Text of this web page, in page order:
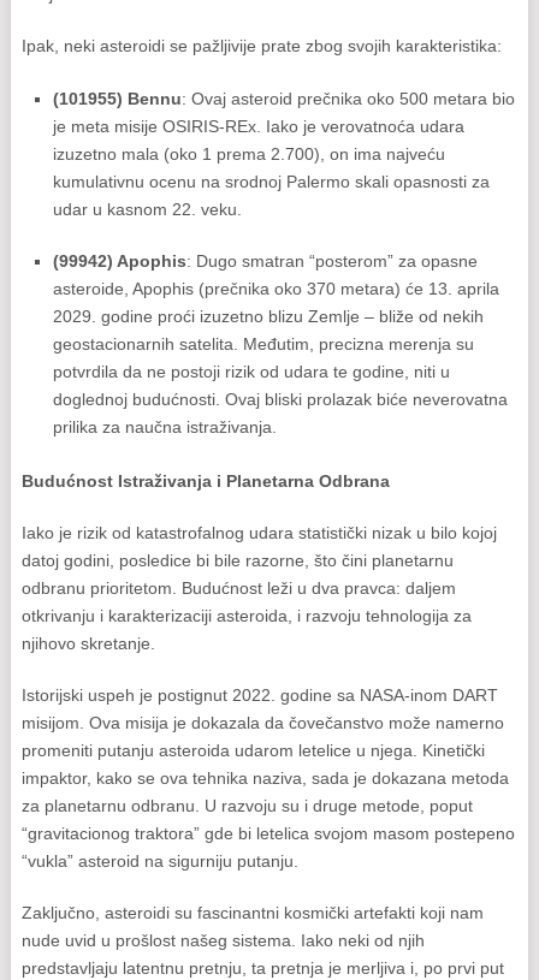
Ipak, neki asteroidi se pažljivije prate zbog svojih karakteristika:
(101955) Bennu: Ovaj asteroid prečnika oko 500 metara bio
je meta misije OSIRIS-REx. Iako je verovatnoća udara
izuzetno mala (oko 1 prema 2.700), on ima najveću
kumulativnu ocenu na srodnoj Palermo skali opasnosti za
udar u kasnom 22. veku.
(99942) Apophis: Dugo smatran “posterom” za opasne
asteroide, Apophis (prečnika oko 370 metara) će 13. aprila
2029. godine proći izuzetno blizu Zemlje – bliže od nekih
geostacionarnih satelita. Međutim, precizna merenja su
potvrdila da ne postoji rizik od udara te godine, niti u
doglednoj budućnosti. Ovaj bliski prolazak biće neverovatna
prilika za naučna istraživanja.
Budućnost Istraživanja i Planetarna Odbrana
Iako je rizik od katastrofalnog udara statistički nizak u bilo kojoj
datoj godini, posledice bi bile razorne, što čini planetarnu
odbranu prioritetom. Budućnost leži u dva pravca: daljem
otkrivanju i karakterizaciji asteroida, i razvoju tehnologija za
njihovo skretanje.
Istorijski uspeh je postignut 2022. godine sa NASA-inom DART
misijom. Ova misija je dokazala da čovečanstvo može namerno
promeniti putanju asteroida udarom letelice u njega. Kinetički
impaktor, kako se ova tehnika naziva, sada je dokazana metoda
za planetarnu odbranu. U razvoju su i druge metode, poput
“gravitacionog traktora” gde bi letelica svojom masom postepeno
“vukla” asteroid na sigurniju putanju.
Zaključno, asteroidi su fascinantni kosmički artefakti koji nam
nude uvid u prošlost našeg sistema. Iako neki od njih
predstavljaju latentnu pretnju, ta pretnja je merljiva i, po prvi put